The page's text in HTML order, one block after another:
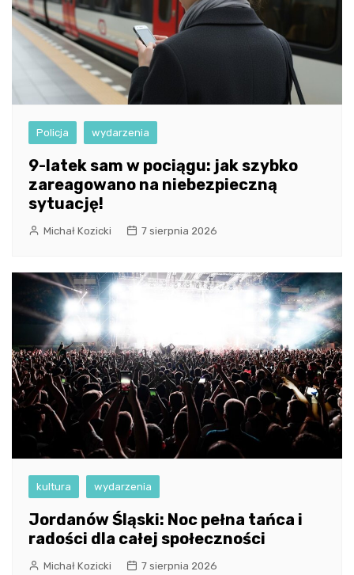
Policja wydarzenia
9-latek sam w pociągu: jak szybko
zareagowano na niebezpieczną
sytuację!
Michał Kozicki 7 sierpnia 2026
kultura wydarzenia
Jordanów Śląski: Noc pełna tańca i
radości dla całej społeczności
Michał Kozicki 7 sierpnia 2026